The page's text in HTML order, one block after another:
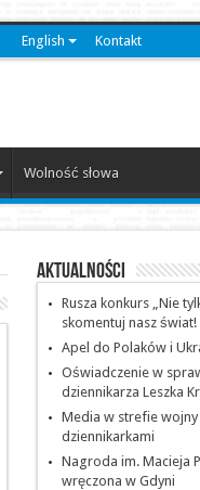
English Kontakt
Wolność słowa
Aktualności
Rusza konkurs „Nie
skomentuj nasz świat!
Apel do Polaków i
Oświadczenie w
dziennikarza Leszka
Media w strefie
dziennikarkami
Nagroda im. Macieja
wręczona w Gdyni